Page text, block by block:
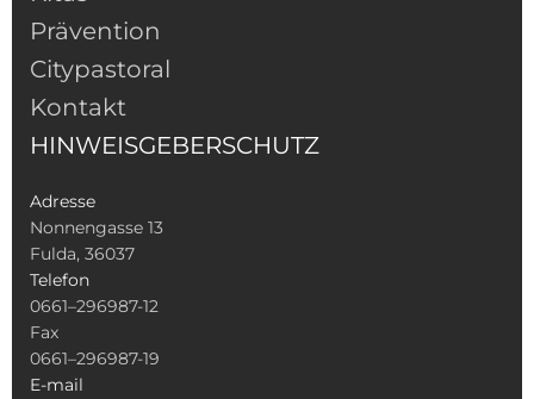
Prävention
Citypastoral
Kontakt
HINWEISGEBERSCHUTZ
Adresse
Nonnengasse 13
Fulda, 36037
Telefon
0661–296987-12
Fax
0661–296987-19
E-mail